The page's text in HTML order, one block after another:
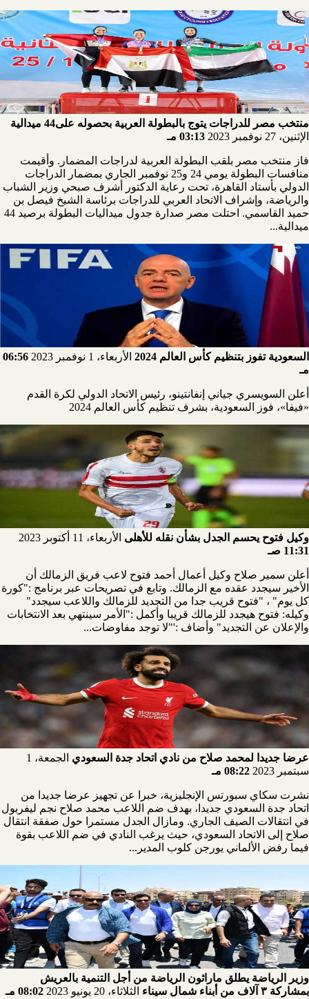
منتخب مصر للدراجات يتوج بالبطولة العربية بحصوله على44 ميدالية
الإثنين، 27 نوفمبر 2023
03:13 مـ
فاز منتخب مصر بلقب البطولة العربية لدراجات المضمار. وأقيمت
منافسات البطولة يومي 24 و25 نوفمبر الجاري بمضمار الدراجات
الدولي بأستاد القاهرة، تحت رعاية الدكتور أشرف صبحي وزير الشباب
والرياضة، وإشراف الاتحاد العربي للدراجات برئاسة الشيخ فيصل بن
حميد القاسمي. احتلت مصر صدارة جدول ميداليات البطولة برصيد 44
ميدالية...
السعودية تفوز بتنظيم كأس العالم 2024 الأربعاء، 1 نوفمبر 2023
06:56
مـ
أعلن السويسري جياني إنفانتينو، رئيس الاتحاد الدولي لكرة القدم
«فيفا»، فوز السعودية، بشرف تنظيم كأس العالم 2024
وكيل فتوح يحسم الجدل بشأن نقله للأهلى الأربعاء، 11 أكتوبر 2023
11:31 صـ
أعلن سمير صلاح وكيل أعمال أحمد فتوح لاعب فريق الزمالك أن
الأخير سيجدد عقده مع الزمالك. وتابع في تصريحات عبر برنامج :"كورة
كل يوم" ، "فتوح قريب جدا من التجديد للزمالك واللاعب سيجدد"
وكيله: فتوح هيجدد للزمالك قريبا وأكمل :"الأمر سينتهي بعد الانتخابات
والإعلان عن التجديد" وأضاف :'"لا توجد مفاوضات...
عرضا جديدا لمحمد صلاح من نادي اتحاد جدة السعودي
الجمعة، 1
سبتمبر 2023
08:22 مـ
نشرت سكاي سبورتس الإنجليزية، خبرا عن تجهيز عرضا جديدا من
اتحاد جدة السعودي جديدا، بهدف ضم اللاعب محمد صلاح نجم ليفربول
في انتقالات الصيف الجاري. ومازال الجدل مستمرا حول صفقة انتقال
صلاح إلى الاتحاد السعودي، حيث يرغب النادي في ضم اللاعب بقوة
فيما رفض الألماني يورجن كلوب المدير...
وزير الرياضة يطلق ماراثون الرياضة من أجل التنمية بالعريش
بمشاركة ٣ آلاف من أبناء شمال سيناء
الثلاثاء، 20 يونيو 2023 08:02 مـ